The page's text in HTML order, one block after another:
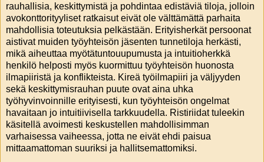
rauhallisia, keskittymistä ja pohdintaa edistäviä tiloja, jolloin
avokonttorityyliset ratkaisut eivät ole välttämättä parhaita
mahdollisia toteutuksia pelkästään. Erityisherkät persoonat
aistivat muiden työyhteisön jäsenten tunnetiloja herkästi,
mikä aiheuttaa myötätuntouupumusta ja intuitioherkkä
henkilö helposti myös kuormittuu työyhteisön huonosta
ilmapiiristä ja konflikteista. Kireä työilmapiiri ja väljyyden
sekä keskittymisrauhan puute ovat aina uhka
työhyvinvoinnille erityisesti, kun työyhteisön ongelmat
havaitaan jo intuitiivisella tarkkuudella. Ristiriidat tuleekin
käsitellä avoimesti keskustellen mahdollisimman
varhaisessa vaiheessa, jotta ne eivät ehdi paisua
mittaamattoman suuriksi ja hallitsemattomiksi.